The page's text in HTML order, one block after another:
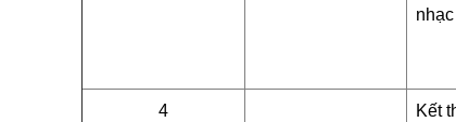
nhạc
4 Kết